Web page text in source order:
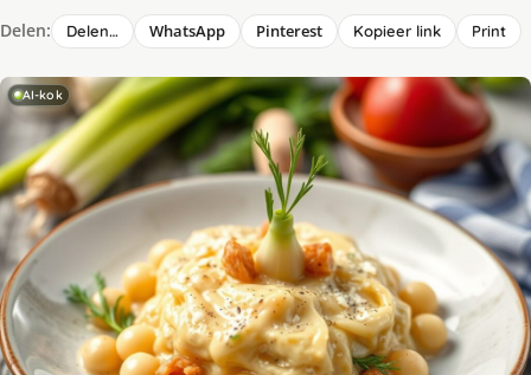
Delen: Delen… WhatsApp Pinterest Kopieer link Print
AI-kok